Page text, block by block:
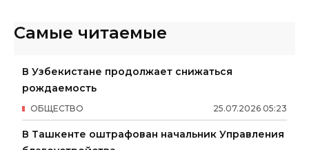
Самые читаемые
В Узбекистане продолжает снижаться
рождаемость
25.07.2026 05:23
ОБЩЕСТВО
В Ташкенте оштрафован начальник Управления